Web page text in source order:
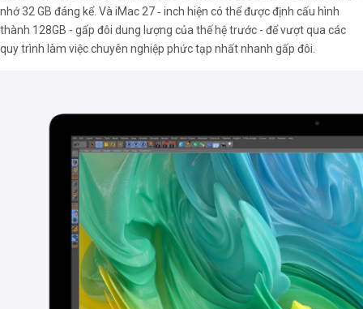
nhớ 32 GB đáng kể. Và iMac 27 ‑ inch hiện có thể được định cấu hình
thành 128GB - gấp đôi dung lượng của thế hệ trước - để vượt qua các
quy trình làm việc chuyên nghiệp phức tạp nhất nhanh gấp đôi.